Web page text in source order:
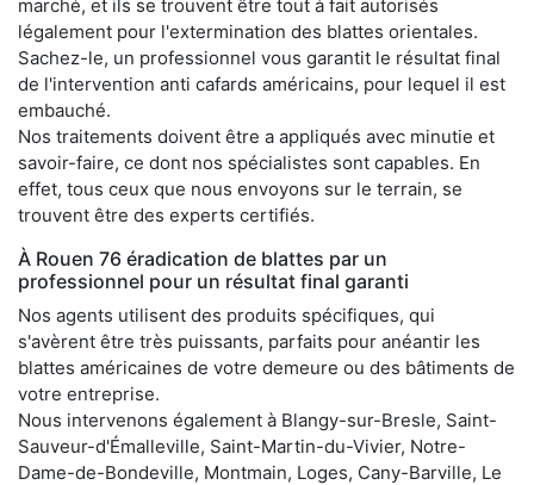
marché, et ils se trouvent être tout à fait autorisés
légalement pour l'extermination des blattes orientales.
Sachez-le, un professionnel vous garantit le résultat final
de l'intervention anti cafards américains, pour lequel il est
embauché.
Nos traitements doivent être a appliqués avec minutie et
savoir-faire, ce dont nos spécialistes sont capables. En
effet, tous ceux que nous envoyons sur le terrain, se
trouvent être des experts certifiés.
À Rouen 76 éradication de blattes par un
professionnel pour un résultat final garanti
Nos agents utilisent des produits spécifiques, qui
s'avèrent être très puissants, parfaits pour anéantir les
blattes américaines de votre demeure ou des bâtiments de
votre entreprise.
Nous intervenons également à Blangy-sur-Bresle, Saint-
Sauveur-d'Émalleville, Saint-Martin-du-Vivier, Notre-
Dame-de-Bondeville, Montmain, Loges, Cany-Barville, Le